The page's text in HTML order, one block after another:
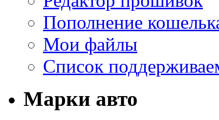
Пополнение
Мои файлы
Список
Марки авто